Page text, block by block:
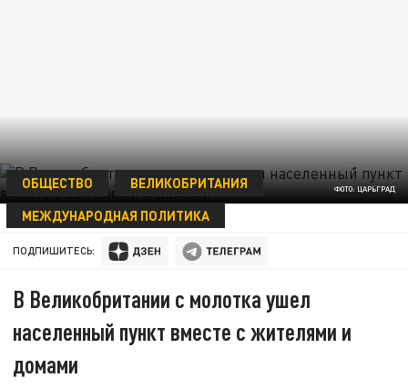
ФОТО: ЦАРЬГРАД
ОБЩЕСТВО
ВЕЛИКОБРИТАНИЯ
МЕЖДУНАРОДНАЯ ПОЛИТИКА
27 АПРЕЛЯ 07:17
ПОДПИШИТЕСЬ:
В Великобритании с молотка ушел
населенный пункт вместе с жителями и
домами